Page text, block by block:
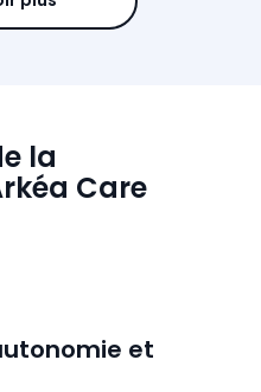
la
Care
et